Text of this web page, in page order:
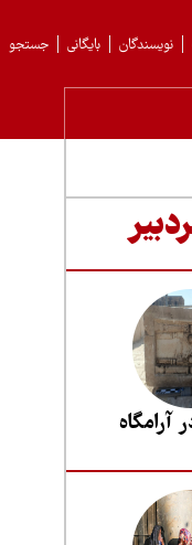
جستجو بایگانی نویسندگان
آرامگاه